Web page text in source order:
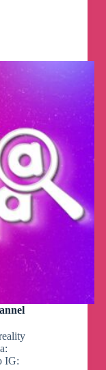
herkes
fakat korku
IG: